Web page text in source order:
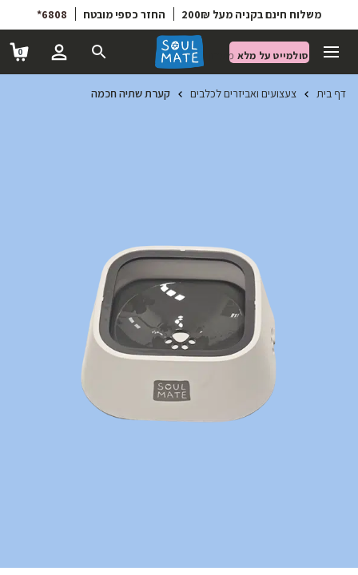
משלוח חינם בקניה מעל 200₪ החזר כספי מובטח 6808*
סולמייט על מלא מועדון הטבות 0
דף בית צעצועים ואביזרים לכלבים קערת שתיה חכמה